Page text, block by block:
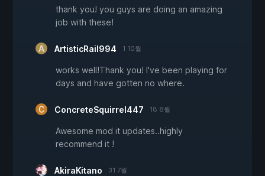
thank you! you guys are doing an amazing
job with these!
ArtisticRail994 1 10월
works well!Thank you! I've been playing for
days and have gotten no where.
ConcreteSquirrel447 18 8월
Awesome mod it updates..highly
recommend it !
AkiraKitano 31 7월